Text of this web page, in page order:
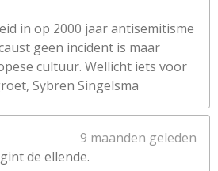
in op 2000 jaar antisemitisme
geen incident is maar
cultuur. Wellicht iets voor
Sybren Singelsma
9 maanden geleden
de ellende.